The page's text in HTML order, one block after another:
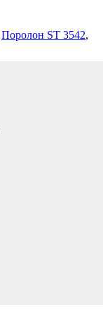
Поролон ST 3542,